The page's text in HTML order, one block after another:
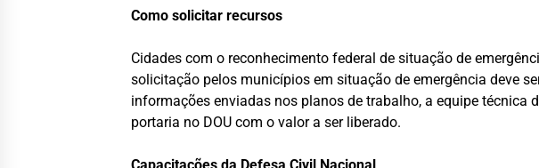
Como solicitar recursos
Cidades com o reconhecimento federal de situação de
solicitação pelos municípios em situação de emergência deve
informações enviadas nos planos de trabalho, a equipe
portaria no DOU com o valor a ser liberado.